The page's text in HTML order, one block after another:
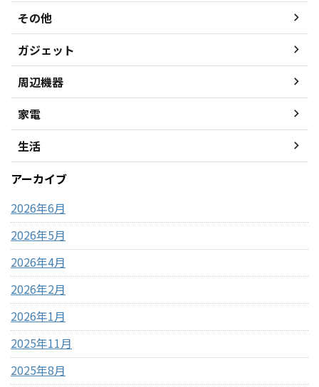
その他
ガジェット
周辺機器
家電
生活
アーカイブ
2026年6月
2026年5月
2026年4月
2026年2月
2026年1月
2025年11月
2025年8月